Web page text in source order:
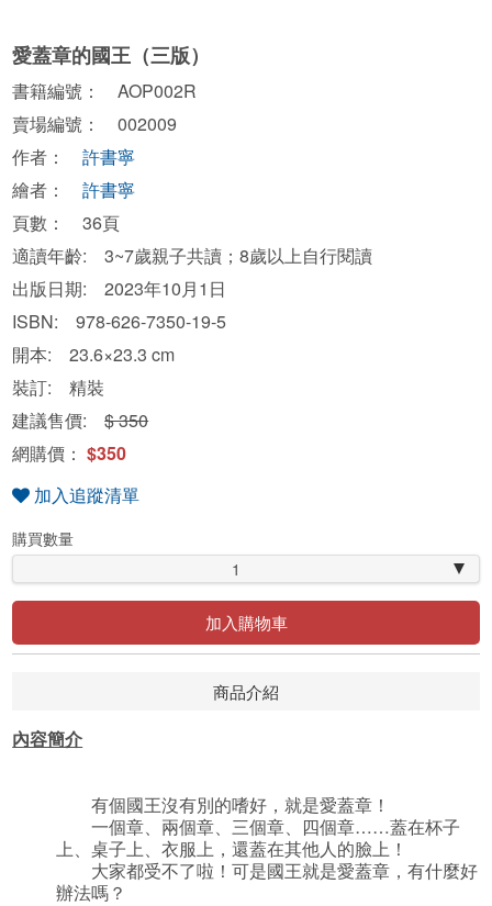
愛蓋章的國王（三版）
書籍編號： AOP002R
賣場編號： 002009
作者：許書寧
繪者：許書寧
頁數： 36頁
適讀年齡: 3~7歲親子共讀；8歲以上自行閱讀
出版日期: 2023年10月1日
ISBN: 978-626-7350-19-5
開本: 23.6×23.3 cm
裝訂: 精裝
建議售價:$ 350
網購價：$350
加入追蹤清單
購買數量
1
加入購物車
商品介紹
內容簡介
有個國王沒有別的嗜好，就是愛蓋章！
一個章、兩個章、三個章、四個章……蓋在杯子
上、桌子上、衣服上，還蓋在其他人的臉上！
大家都受不了啦！可是國王就是愛蓋章，有什麼好
辦法嗎？